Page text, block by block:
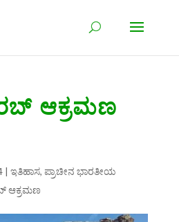
ಆಕ್ರಮಣ
| ಇತಿಹಾಸ, ಪ್ರಾಚೀನ ಭಾರತೀಯ
ಆಕ್ರಮಣ